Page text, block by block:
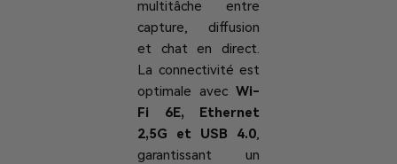
multitâche entre
capture, diffusion
et chat en direct.
La connectivité est
optimale avecWi-
Fi 6E, Ethernet
2,5G et USB 4.0,
garantissant un